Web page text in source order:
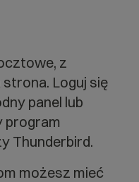
z
Loguj się
panel lub
program
Thunderbird.
możesz mieć